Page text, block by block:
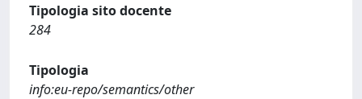
Tipologia sito docente
284
Tipologia
info:eu-repo/semantics/other